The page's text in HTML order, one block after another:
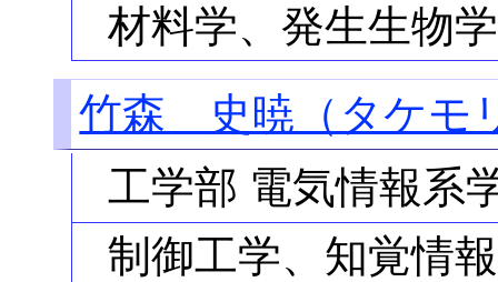
材料学、発生生物
竹森 史暁（タケモ
工学部 電気情報系
制御工学、知覚情